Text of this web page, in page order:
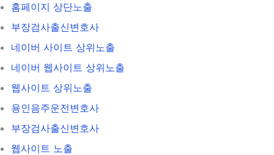
홈페이지 상단노출
부장검사출신변호사
네이버 사이트 상위노출
네이버 웹사이트 상위노출
웹사이트 상위노출
용인음주운전변호사
부장검사출신변호사
웹사이트 노출